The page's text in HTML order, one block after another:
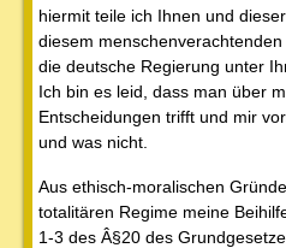
hiermit teile ich Ihnen und
diesem
die deutsche Regierung unter
Ich bin es leid, dass man über
Entscheidungen trifft und mir
und was nicht.
Aus ethisch-moralischen
totalitären Regime meine
1-3 des Â§20 des